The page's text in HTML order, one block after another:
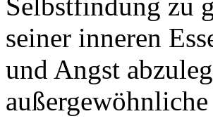
seiner inneren
und Angst